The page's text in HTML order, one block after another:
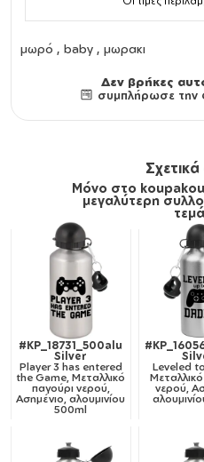
μωρό , baby , μωρακι
Δεν βρήκες
συμπλήρωσε την
Μόνο στο
μεγαλύτερη
#KP_18731_500alu
Silver
Player 3 has entered
the Game, Μεταλλικό
παγούρι νερού,
Ασημένιο, αλουμινίου
500ml
Leveled
νερού,